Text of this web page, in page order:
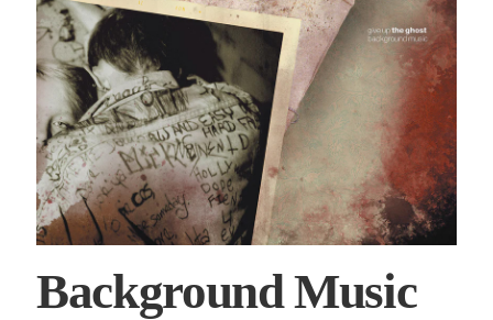
Background Music